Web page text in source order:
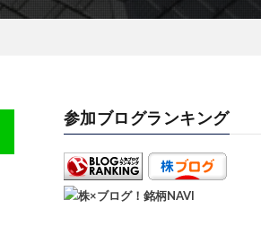
参加ブログランキング